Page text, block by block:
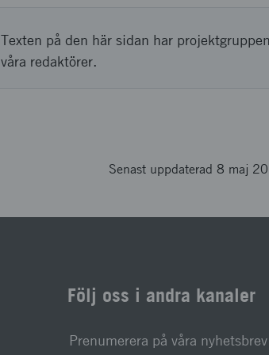
Texten på den här sidan har
våra redaktörer.
Senast uppdaterad 8 maj
Följ oss i andra kanaler
Prenumerera på våra nyhetsbrev